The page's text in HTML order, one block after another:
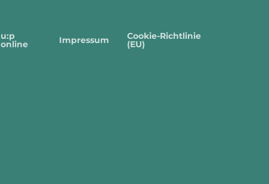
u:p
online Impressum Cookie-Richtlinie
(EU)